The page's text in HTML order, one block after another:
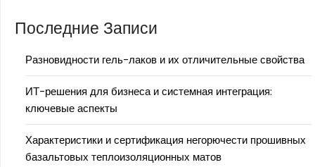
Последние Записи
Разновидности гель-лаков и их отличительные свойства
ИТ-решения для бизнеса и системная интеграция:
ключевые аспекты
Характеристики и сертификация негорючести прошивных
базальтовых теплоизоляционных матов